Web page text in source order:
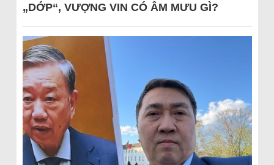
„DỚP“, VƯỢNG VIN CÓ ÂM MƯU GÌ?